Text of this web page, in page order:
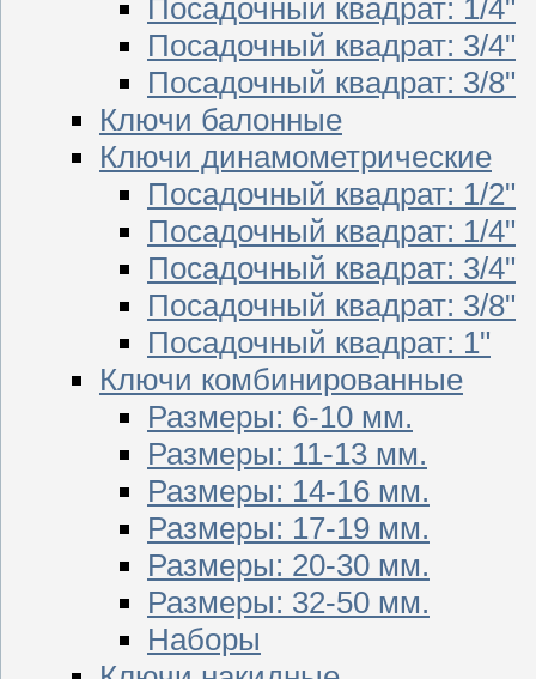
Посадочный квадрат: 1/4"
Посадочный квадрат: 3/4"
Посадочный квадрат: 3/8"
Ключи балонные
Ключи динамометрические
Посадочный квадрат: 1/2"
Посадочный квадрат: 1/4"
Посадочный квадрат: 3/4"
Посадочный квадрат: 3/8"
Посадочный квадрат: 1"
Ключи комбинированные
Размеры: 6-10 мм.
Размеры: 11-13 мм.
Размеры: 14-16 мм.
Размеры: 17-19 мм.
Размеры: 20-30 мм.
Размеры: 32-50 мм.
Наборы